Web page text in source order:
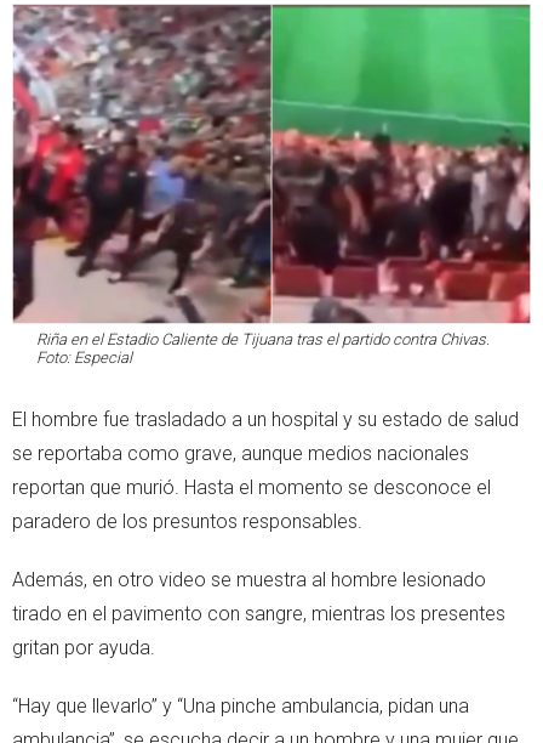
Riña en el Estadio Caliente de Tijuana tras el partido contra Chivas.
Foto: Especial
El hombre fue trasladado a un hospital y su estado de salud
se reportaba como grave, aunque medios nacionales
reportan que murió. Hasta el momento se desconoce el
paradero de los presuntos responsables.
Además, en otro video se muestra al hombre lesionado
tirado en el pavimento con sangre, mientras los presentes
gritan por ayuda.
“Hay que llevarlo” y “Una pinche ambulancia, pidan una